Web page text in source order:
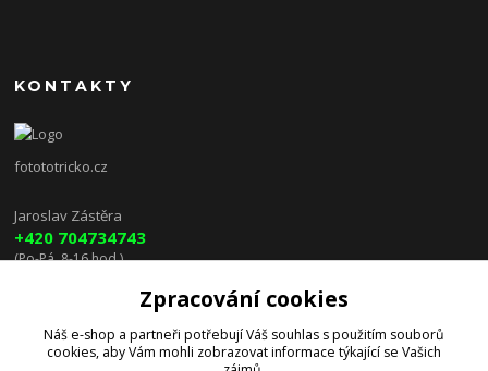
KONTAKTY
fotototricko.cz
Jaroslav Zástěra
+420 704734743
(Po-Pá, 8-16 hod.)
lenkazasterova@centrum.cz
Zpracování cookies
Náš e-shop a partneři potřebují Váš souhlas s použitím souborů
cookies, aby Vám mohli zobrazovat informace týkající se Vašich